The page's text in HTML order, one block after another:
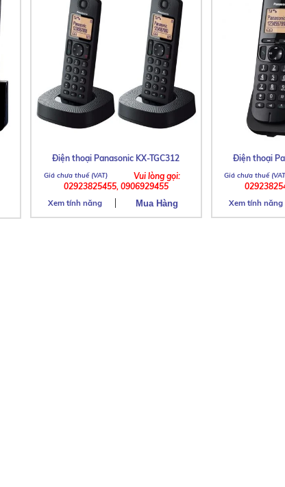
Điện thoại Panasonic KX-TGC312
Vui lòng gọi:
02923825455, 0906929455
Xem tính năng
Điện thoại
Xem tính năng